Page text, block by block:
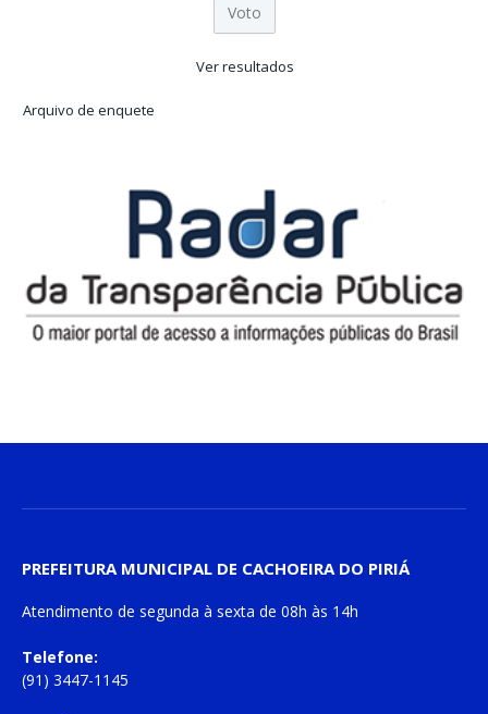
Ver resultados
Arquivo de enquete
PREFEITURA MUNICIPAL DE CACHOEIRA DO PIRIÁ
Atendimento de segunda à sexta de 08h às 14h
Telefone:
(91) 3447-1145